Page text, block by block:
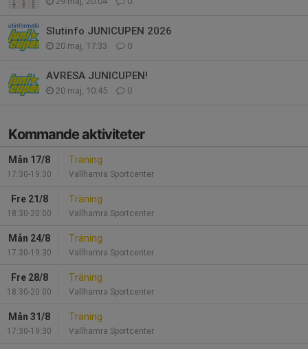
Slutinfo JUNICUPEN 2026
20 maj, 17:33 0
AVRESA JUNICUPEN!
20 maj, 10:45 0
Kommande aktiviteter
Mån 17/8
17:30-19:30
Träning
Vallhamra Sportcenter
Fre 21/8
18:30-20:00
Träning
Vallhamra Sportcenter
Mån 24/8
17:30-19:30
Träning
Vallhamra Sportcenter
Fre 28/8
18:30-20:00
Träning
Vallhamra Sportcenter
Mån 31/8
17:30-19:30
Träning
Vallhamra Sportcenter